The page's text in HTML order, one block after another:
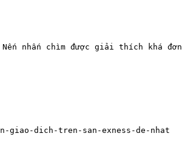
nhấn chìm được giải thích
giao-dich-tren-san-exness-de-nhat